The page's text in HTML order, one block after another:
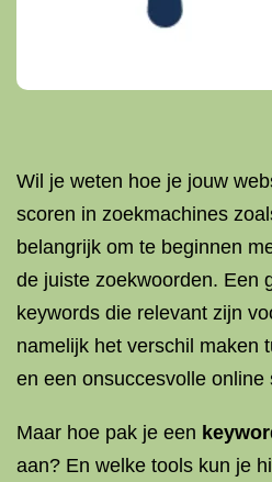
Wil je weten hoe je jouw
scoren in zoekmachines
belangrijk om te beginnen
de juiste zoekwoorden. Een
keywords die relevant zijn
namelijk het verschil maken
en een onsuccesvolle online
Maar hoe pak je een
aan? En welke tools kun je